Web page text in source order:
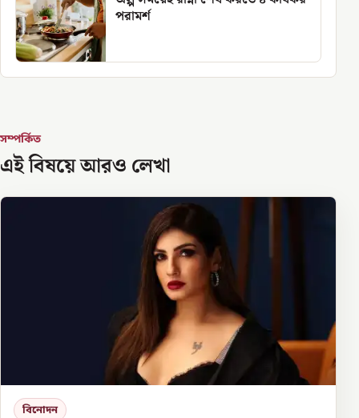
পরামর্শ
সম্পর্কিত
এই বিষয়ে আরও লেখা
বিনোদন